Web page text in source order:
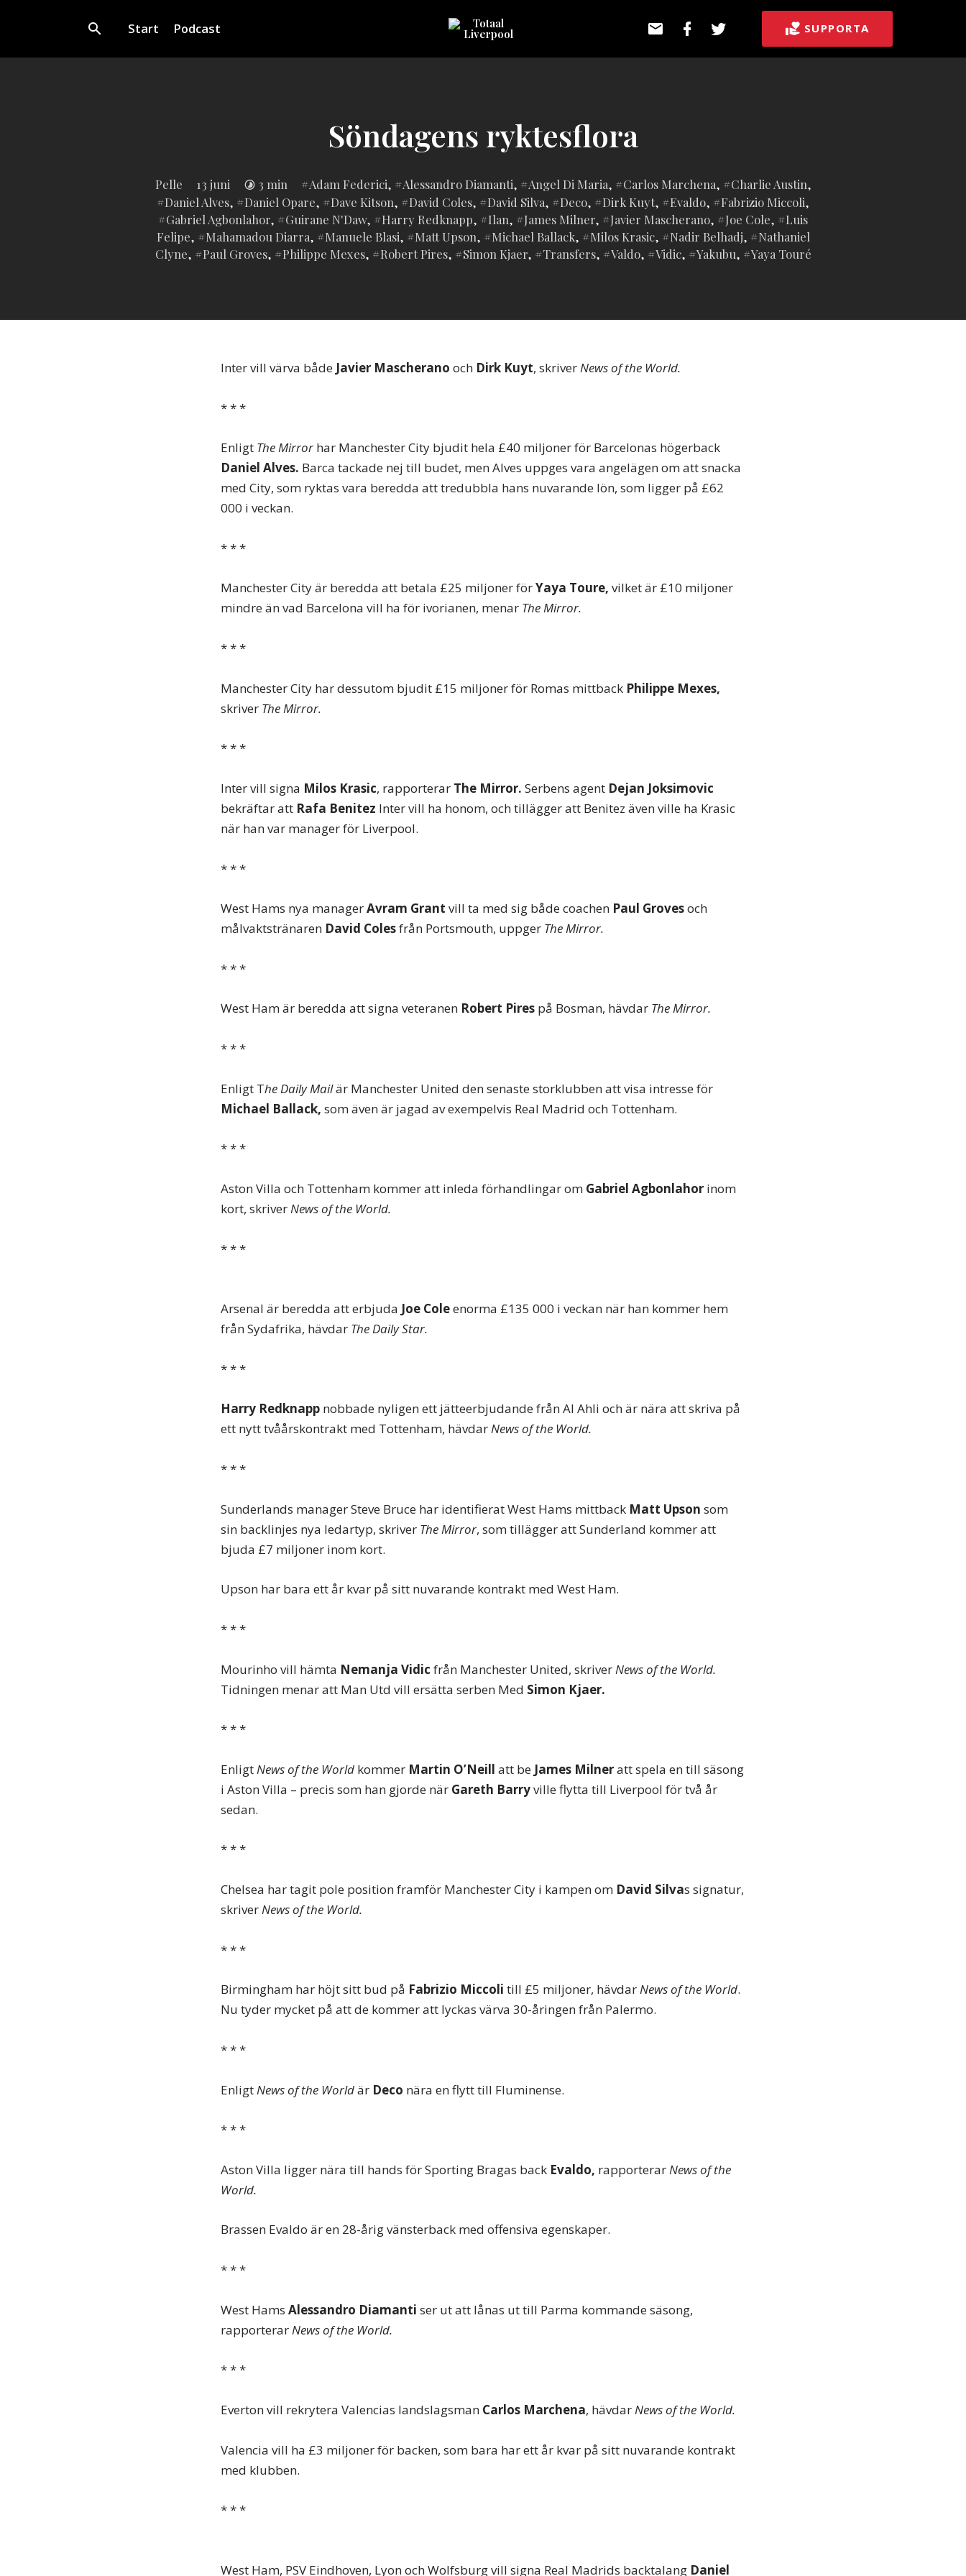
största
Start Podcast post
Facebook SUPPORTA
Söndagens ryktesflora
Pelle 13 juni 3 min
Inlagd
i:
Adam Federici, Alessandro Diamanti, Angel Di Maria, Carlos Marchena, Charlie Austin,
Daniel Alves, Daniel Opare, Dave Kitson, David Coles, David Silva, Deco, Dirk Kuyt, Evaldo, Fabrizio Miccoli,
Gabriel Agbonlahor, Guirane N'Daw, Harry Redknapp, Ilan, James Milner, Javier Mascherano, Joe Cole,
Luis
Felipe, Mahamadou Diarra, Manuele Blasi, Matt Upson, Michael Ballack, Milos Krasic, Nadir Belhadj,
Nathaniel
Clyne, Paul Groves, Philippe Mexes, Robert Pires, Simon Kjaer, Transfers, Valdo, Vidic, Yakubu, Yaya Touré
Inter vill värva både Javier Mascherano och Dirk Kuyt, skriverNews of the World.
* * *
Enligt The Mirror har Manchester City bjudit hela £40 miljoner för Barcelonas högerback
Daniel Alves. Barca tackade nej till budet, men Alves uppges vara angelägen om att snacka
med City, som ryktas vara beredda att tredubbla hans nuvarande lön, som ligger på £62
000 i veckan.
* * *
Manchester City är beredda att betala £25 miljoner förYaya Toure, vilket är £10 miljoner
mindre än vad Barcelona vill ha för ivorianen, menar The Mirror.
* * *
Manchester City har dessutom bjudit £15 miljoner för Romas mittback Philippe Mexes,
skriver The Mirror.
* * *
Inter vill signa Milos Krasic, rapporterar The Mirror. Serbens agent Dejan Joksimovic
bekräftar att Rafa Benitez Inter vill ha honom, och tillägger att Benitez även ville ha Krasic
när han var manager för Liverpool.
* * *
West Hams nya managerAvram Grant vill ta med sig både coachen Paul Grovesoch
målvaktstränaren David Colesfrån Portsmouth, uppger The Mirror.
* * *
West Ham är beredda att signa veteranen Robert Pires på Bosman, hävdar The Mirror.
* * *
Enligt The Daily Mailär Manchester United den senaste storklubben att visa intresse för
Michael Ballack, som även är jagad av exempelvis Real Madrid och Tottenham.
* * *
Aston Villa och Tottenham kommer att inleda förhandlingar om Gabriel Agbonlahor inom
kort, skriverNews of the World.
* * *
Arsenal är beredda att erbjuda Joe Coleenorma £135 000 i veckan när han kommer hem
från Sydafrika, hävdar The Daily Star.
* * *
Harry Redknapp nobbade nyligen ett jätteerbjudande från Al Ahli och är nära att skriva på
ett nytt tvåårskontrakt med Tottenham, hävdarNews of the World.
* * *
Sunderlands manager Steve Bruce har identifierat West Hams mittback Matt Upson som
sin backlinjes nya ledartyp, skriver The Mirror, som tillägger att Sunderland kommer att
bjuda £7 miljoner inom kort.
Upson har bara ett år kvar på sitt nuvarande kontrakt med West Ham.
* * *
Mourinho vill hämta Nemanja Vidic från Manchester United, skriver News of the World.
Tidningen menar att Man Utd vill ersätta serben Med Simon Kjaer.
* * *
EnligtNews of the World kommer Martin O’Neill att be James Milneratt spela en till säsong
i Aston Villa – precis som han gjorde när Gareth Barryville flytta till Liverpool för två år
sedan.
* * *
Chelsea har tagit pole position framför Manchester City i kampen om David Silvas signatur,
skriverNews of the World.
* * *
Birmingham har höjt sitt bud på Fabrizio Miccoli till £5 miljoner, hävdarNews of the World.
Nu tyder mycket på att de kommer att lyckas värva 30-åringen från Palermo.
* * *
Enligt News of the Worldär Deco nära en flytt till Fluminense.
* * *
Aston Villa ligger nära till hands för Sporting Bragas back Evaldo, rapporterarNews of the
World.
Brassen Evaldo är en 28-årig vänsterback med offensiva egenskaper.
* * *
West Hams Alessandro Diamanti ser ut att lånas ut till Parma kommande säsong,
rapporterarNews of the World.
* * *
Everton vill rekrytera Valencias landslagsman Carlos Marchena, hävdarNews of the World.
Valencia vill ha £3 miljoner för backen, som bara har ett år kvar på sitt nuvarande kontrakt
med klubben.
* * *
West Ham, PSV Eindhoven, Lyon och Wolfsburg vill signa Real Madrids backtalang Daniel